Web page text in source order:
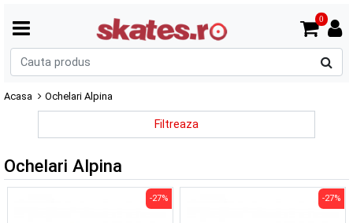
0
Acasa Ochelari Alpina
Filtreaza
Ochelari Alpina
-27% -27%